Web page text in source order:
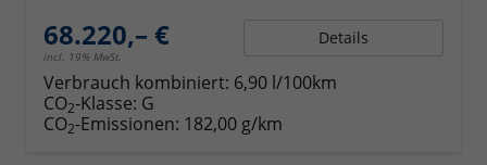
68.220,– €
incl. 19% MwSt.
Details
Verbrauch kombiniert: 6,90 l/100km
CO2-Klasse: G
CO2-Emissionen: 182,00 g/km